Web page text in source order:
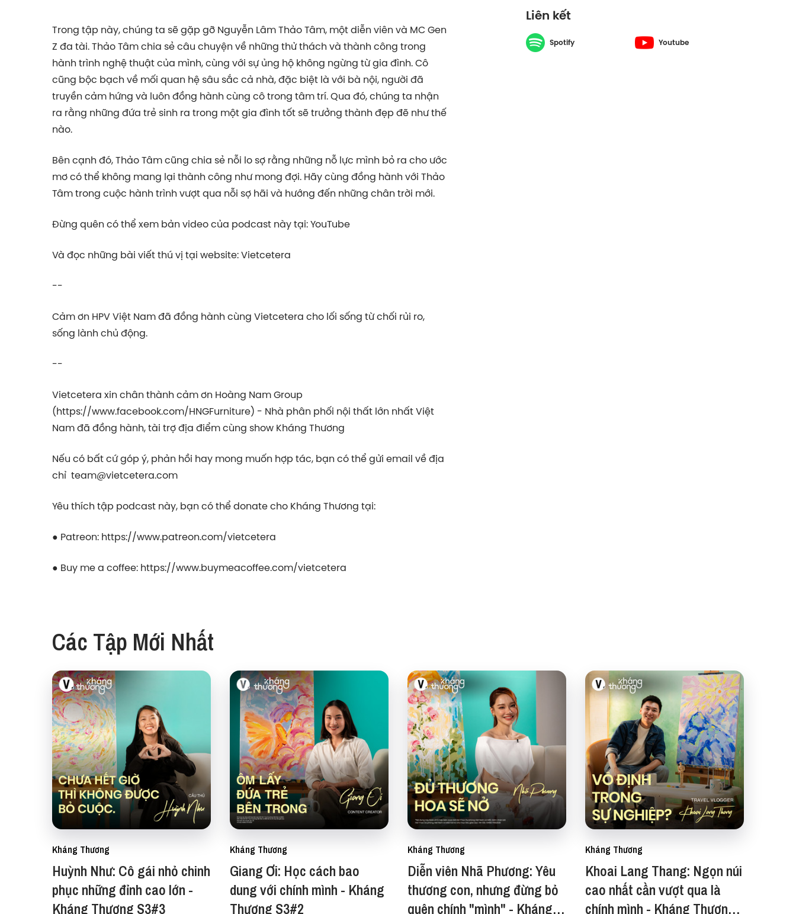
Trong tập này, chúng ta sẽ gặp gỡ Nguyễn Lâm Thảo Tâm, một diễn viên và MC Gen
Z đa tài. Thảo Tâm chia sẻ câu chuyện về những thử thách và thành công trong
hành trình nghệ thuật của mình, cùng với sự ủng hộ không ngừng từ gia đình. Cô
cũng bộc bạch về mối quan hệ sâu sắc cả nhà, đặc biệt là với bà nội, người đã
truyền cảm hứng và luôn đồng hành cùng cô trong tâm trí. Qua đó, chúng ta nhận
ra rằng những đứa trẻ sinh ra trong một gia đình tốt sẽ trưởng thành đẹp đẽ như thế
nào.
Bên cạnh đó, Thảo Tâm cũng chia sẻ nỗi lo sợ rằng những nỗ lực mình bỏ ra cho ước
mơ có thể không mang lại thành công như mong đợi. Hãy cùng đồng hành với Thảo
Tâm trong cuộc hành trình vượt qua nỗi sợ hãi và hướng đến những chân trời mới.
Đừng quên có thể xem bản video của podcast này tại: YouTube
Và đọc những bài viết thú vị tại website: Vietcetera
--
Cảm ơn HPV Việt Nam đã đồng hành cùng Vietcetera cho lối sống từ chối rủi ro,
sống lành chủ động.
--
Vietcetera xin chân thành cảm ơn Hoàng Nam Group
(https://www.facebook.com/HNGFurniture) - Nhà phân phối nội thất lớn nhất Việt
Nam đã đồng hành, tài trợ địa điểm cùng show Kháng Thương
Nếu có bất cứ góp ý, phản hồi hay mong muốn hợp tác, bạn có thể gửi email về địa
chỉ team@vietcetera.com
Yêu thích tập podcast này, bạn có thể donate cho Kháng Thương tại:
● Patreon: https://www.patreon.com/vietcetera
● Buy me a coffee: https://www.buymeacoffee.com/vietcetera
Liên kết
Spotify Youtube
Các Tập Mới Nhất
Kháng Thương
Huỳnh Như: Cô gái nhỏ chinh
phục những đỉnh cao lớn -
Kháng Thương S3#3
Kháng Thương
Giang Ơi: Học cách bao
dung với chính mình - Kháng
Thương S3#2
Kháng Thương
Diễn viên Nhã Phương: Yêu
thương con, nhưng đừng bỏ
quên chính "mình" - Kháng
Kháng Thương
Khoai Lang Thang: Ngọn núi
cao nhất cần vượt qua là
chính mình - Kháng Thương